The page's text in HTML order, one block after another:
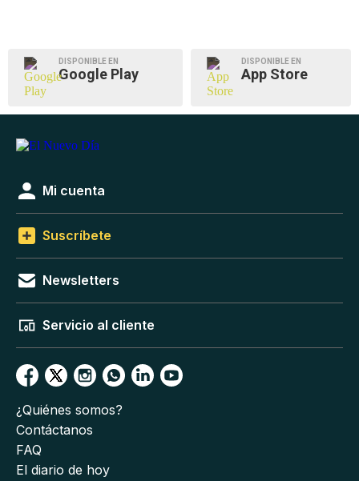
DISPONIBLE EN
Google Play
DISPONIBLE EN
App Store
Mi cuenta
Suscríbete
Newsletters
Servicio al cliente
¿Quiénes somos?
Contáctanos
FAQ
El diario de hoy